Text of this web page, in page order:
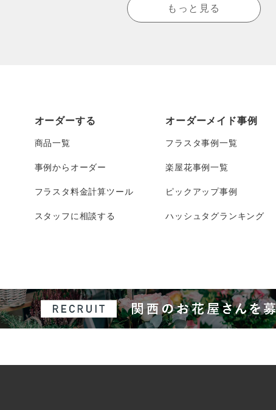
もっと見る
オーダーする
商品一覧
事例からオーダー
フラスタ料金計算ツール
スタッフに相談する
オーダーメイド事例
フラスタ事例一覧
楽屋花事例一覧
ピックアップ事例
ハッシュタグランキング